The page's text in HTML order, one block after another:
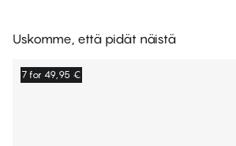
Uskomme, että pidät näistä
7 for 49,95 €